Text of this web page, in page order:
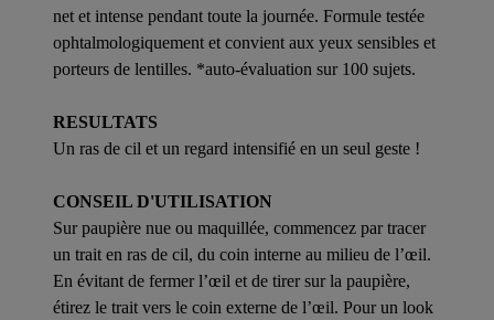
net et intense pendant toute la journée. Formule testée
ophtalmologiquement et convient aux yeux sensibles et
porteurs de lentilles. *auto-évaluation sur 100 sujets.
RESULTATS
Un ras de cil et un regard intensifié en un seul geste !
CONSEIL D'UTILISATION
Sur paupière nue ou maquillée, commencez par tracer
un trait en ras de cil, du coin interne au milieu de l’œil.
En évitant de fermer l’œil et de tirer sur la paupière,
étirez le trait vers le coin externe de l’œil. Pour un look